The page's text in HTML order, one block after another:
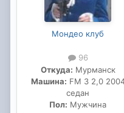
Мондео клуб
96
Откуда: Мурманск
Машина: FM 3 2,0
седан
Пол: Мужчина